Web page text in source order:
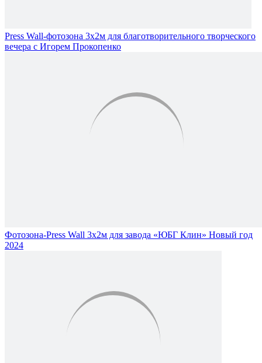
Press Wall-фотозона 3х2м для благотворительного творческого
вечера с Игорем Прокопенко
Фотозона-Press Wall 3х2м для завода «ЮБГ Клин» Новый год
2024